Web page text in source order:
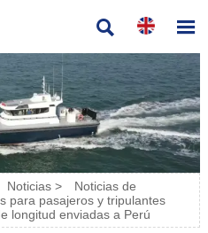
 
Noticias>
Noticias de
para pasajeros y tripulantes
longitud enviadas a Perú